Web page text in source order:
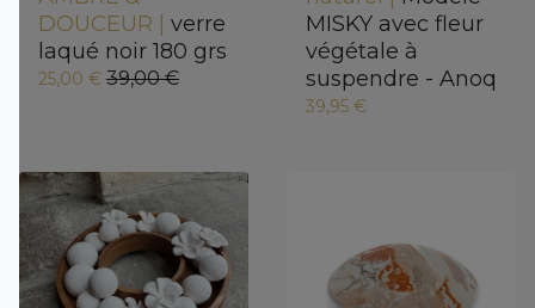
DOUCEUR | verre
laqué noir 180 grs
25,00 € 39,00 €
MISKY avec fleur
végétale à
suspendre - Anoq
39,95 €